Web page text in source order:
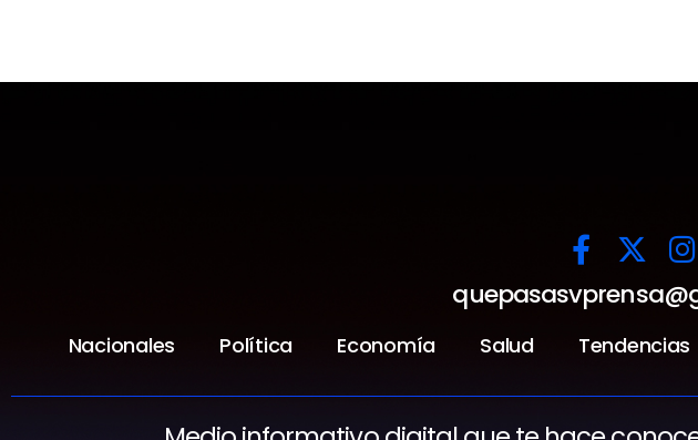
Nacionales Política Economía Salud Tendencias